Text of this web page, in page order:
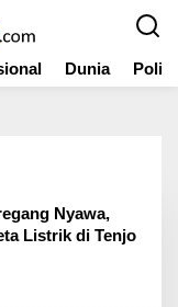
Dunia
Nyawa,
Listrik di Tenjo